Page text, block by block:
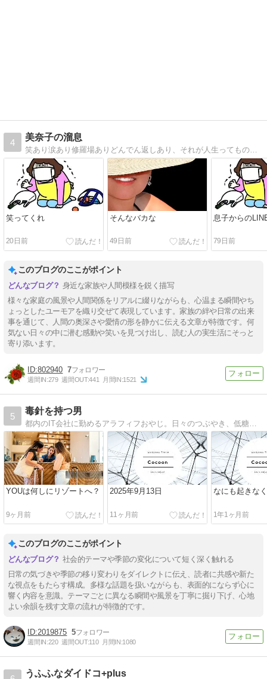
4
美奈子の溜息
笑あり涙あり修羅場ありどんでん返しあり、それが人生ってものよね
笑ってくれ
20日前
そんなバカな
49日前
息子からの
79日前
このブログのここがポイント
身近な家族や人間模様を鋭く描写
様々な家庭の風景や人間関係をリアルに綴りながらも、心温まる瞬間やち
ょっとしたユーモアを織り交ぜて表現しています。家族の絆や日常の出来
事を通じて、人間の奥深さや愛情の形を静かに伝える文章が特徴です。何
気ない日々の中に潜む感動や笑いを見つけ出し、読む人の実生活にそっと
寄り添います。
802940 7
週間IN:279 週間OUT:441 月間IN:1521
5
毒針を持つ男
都内のIT会社に勤めるアラフィフおやじ。日々のつぶやき、低糖質ダイエットの経過報告、本や映画の感想、パワースポットレポートなどを発信している個人ブログです。
YOUは何しにリゾートへ？
9ヶ月前
2025年9月13日
11ヶ月前
なにも起きな
1年1ヶ月前
このブログのここがポイント
社会的テーマや季節の変化について短く深く触れる
日常の気づきや季節の移り変わりをダイレクトに伝え、読者に共感や新た
な視点をもたらす構成。多様な話題を扱いながらも、表面的にならず心に
響く内容を意識。テーマごとに異なる瞬間や風景を丁寧に掘り下げ、心地
よい余韻を残す文章の流れが特徴的です。
2019875 5
週間IN:220 週間OUT:110 月間IN:1080
うふふなダイドコ+plus